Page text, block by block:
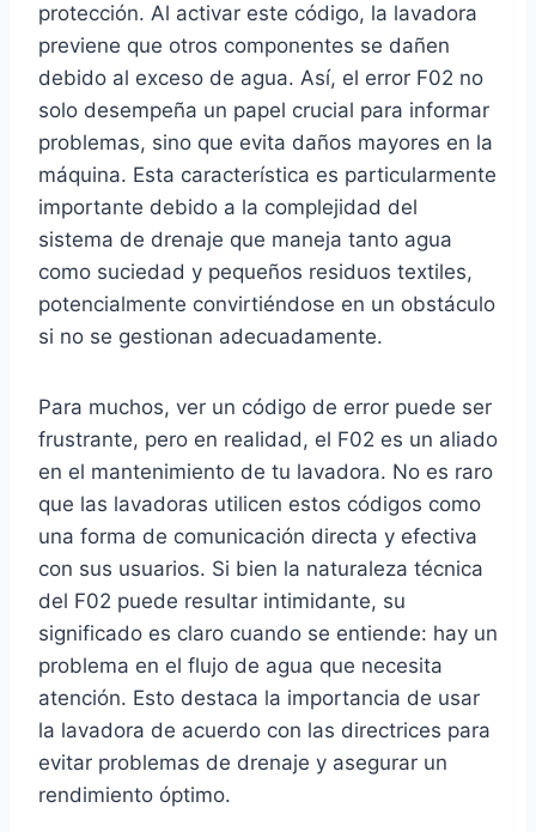
protección. Al activar este código, la lavadora
previene que otros componentes se dañen
debido al exceso de agua. Así, el error F02 no
solo desempeña un papel crucial para informar
problemas, sino que evita daños mayores en la
máquina. Esta característica es particularmente
importante debido a la complejidad del
sistema de drenaje que maneja tanto agua
como suciedad y pequeños residuos textiles,
potencialmente convirtiéndose en un obstáculo
si no se gestionan adecuadamente.
Para muchos, ver un código de error puede ser
frustrante, pero en realidad, el F02 es un aliado
en el mantenimiento de tu lavadora. No es raro
que las lavadoras utilicen estos códigos como
una forma de comunicación directa y efectiva
con sus usuarios. Si bien la naturaleza técnica
del F02 puede resultar intimidante, su
significado es claro cuando se entiende: hay un
problema en el flujo de agua que necesita
atención. Esto destaca la importancia de usar
la lavadora de acuerdo con las directrices para
evitar problemas de drenaje y asegurar un
rendimiento óptimo.